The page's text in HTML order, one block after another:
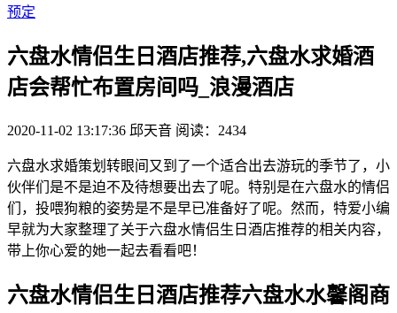
预定
六盘水情侣生日酒店推荐,六盘水求婚酒
店会帮忙布置房间吗_浪漫酒店
2020-11-02 13:17:36 邱天音 阅读：2434
六盘水求婚策划转眼间又到了一个适合出去游玩的季节了，小
伙伴们是不是迫不及待想要出去了呢。特别是在六盘水的情侣
们，投喂狗粮的姿势是不是早已准备好了呢。然而，特爱小编
早就为大家整理了关于六盘水情侣生日酒店推荐的相关内容，
带上你心爱的她一起去看看吧！
六盘水情侣生日酒店推荐六盘水水馨阁商